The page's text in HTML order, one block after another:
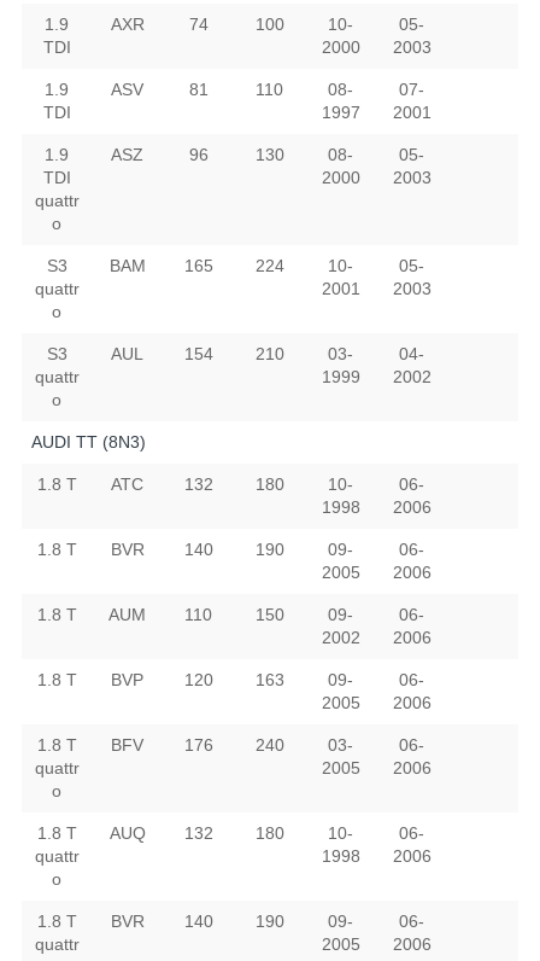
1.9
TDI
AXR 74 100
10-
2000
05-
2003
1.9
TDI
ASV 81 110
08-
1997
07-
2001
1.9
TDI
quattr
o
ASZ 96 130
08-
2000
05-
2003
S3
quattr
o
BAM 165 224
10-
2001
05-
2003
S3
quattr
o
AUL 154 210
03-
1999
04-
2002
AUDI TT (8N3)
1.8 T ATC 132 180
10-
1998
06-
2006
1.8 T BVR 140 190
09-
2005
06-
2006
1.8 T AUM 110 150
09-
2002
06-
2006
1.8 T BVP 120 163
09-
2005
06-
2006
1.8 T
quattr
o
BFV 176 240
03-
2005
06-
2006
1.8 T
quattr
o
AUQ 132 180
10-
1998
06-
2006
1.8 T
quattr
BVR 140 190
09-
2005
06-
2006